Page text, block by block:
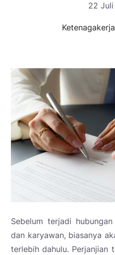
22 Juli
Sebelum terjadi
dan karyawan, biasanya
terlebih dahulu. Perjanjian